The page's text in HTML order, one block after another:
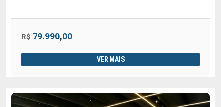
R$ 79.990,00
VER MAIS